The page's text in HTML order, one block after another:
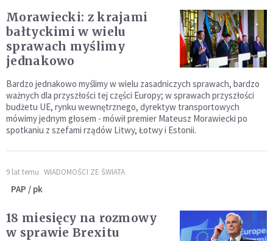
Morawiecki: z krajami
bałtyckimi w wielu
sprawach myślimy
jednakowo
Bardzo jednakowo myślimy w wielu zasadniczych sprawach, bardzo
ważnych dla przyszłości tej części Europy; w sprawach przyszłości
budżetu UE, rynku wewnętrznego, dyrektyw transportowych
mówimy jednym głosem - mówił premier Mateusz Morawiecki po
spotkaniu z szefami rządów Litwy, Łotwy i Estonii.
9 lat temu WIADOMOŚCI ZE ŚWIATA
PAP / pk
18 miesięcy na rozmowy
w sprawie Brexitu